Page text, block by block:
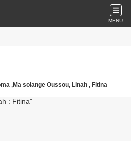
MENU
,Ma solange Oussou, Linah , Fitina